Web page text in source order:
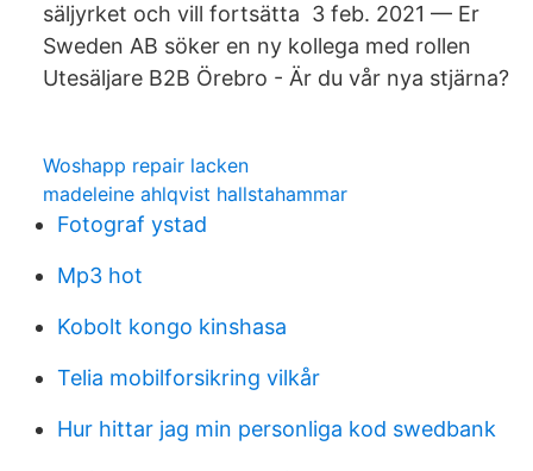
säljyrket och vill fortsätta 3 feb. 2021 — Er
Sweden AB söker en ny kollega med rollen
Utesäljare B2B Örebro - Är du vår nya stjärna?
Woshapp repair lacken
madeleine ahlqvist hallstahammar
Fotograf ystad
Mp3 hot
Kobolt kongo kinshasa
Telia mobilforsikring vilkår
Hur hittar jag min personliga kod swedbank